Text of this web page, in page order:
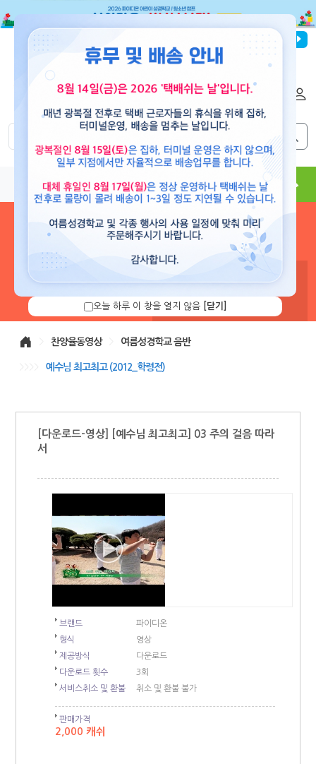
파이디온선교회
도서 뮤직 용품 현수막 콘텐츠
로그인 하시면 보유 캐쉬 확
니다.
찬양율동영상 여름성경학교 음반
예수님 최고최고 (2012_학령전)
[다운로드-영상] [예수님 최고최고] 03 주의 걸음 따라
서
브랜드
파이디온
형식
영상
제공방식
다운로드
다운로드 횟수
3회
서비스취소 및 환불
취소 및 환불 불가
판매가격
2,000 캐쉬
오늘 하루 이 창을 열지 않음 [닫기]